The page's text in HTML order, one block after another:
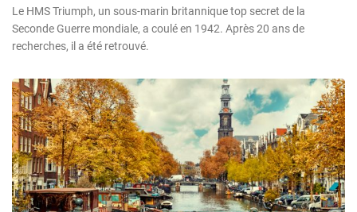
Le HMS Triumph, un sous-marin britannique top secret de la
Seconde Guerre mondiale, a coulé en 1942. Après 20 ans de
recherches, il a été retrouvé.